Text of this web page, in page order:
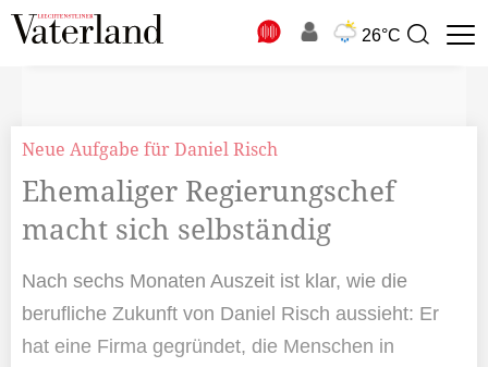
26°C
Suchbegriff
Neue Aufgabe für Daniel Risch
Ehemaliger Regierungschef
macht sich selbständig
Nach sechs Monaten Auszeit ist klar, wie die
berufliche Zukunft von Daniel Risch aussieht: Er
hat eine Firma gegründet, die Menschen in